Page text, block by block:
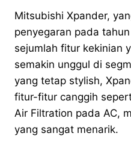
Mitsubishi Xpander,
penyegaran pada
sejumlah fitur kekinian
semakin unggul di
yang tetap stylish,
fitur-fitur canggih
Air Filtration pada AC,
yang sangat menarik.